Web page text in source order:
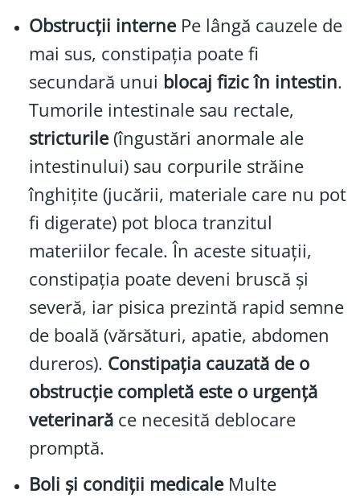
Obstrucții internePe lângă cauzele de
mai sus, constipația poate fi
secundară unui blocaj fizic în intestin.
Tumorile intestinale sau rectale,
stricturile(îngustări anormale ale
intestinului) sau corpurile străine
înghițite (jucării, materiale care nu pot
fi digerate) pot bloca tranzitul
materiilor fecale. În aceste situații,
constipația poate deveni bruscă și
severă, iar pisica prezintă rapid semne
de boală (vărsături, apatie, abdomen
dureros). Constipația cauzată de o
obstrucție completă este o urgență
veterinarăce necesită deblocare
promptă.
Boli și condiții medicaleMulte